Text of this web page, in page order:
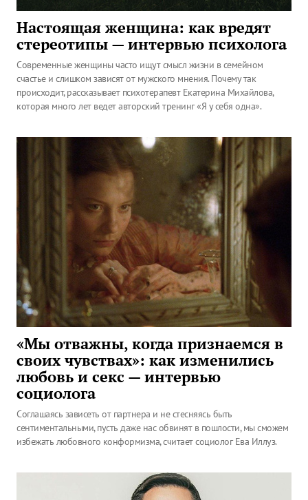
Настоящая женщина: как вредят
стереотипы — интервью психолога
Современные женщины часто ищут смысл жизни в семейном
счастье и слишком зависят от мужского мнения. Почему так
происходит, рассказывает психотерапевт Екатерина Михайлова,
которая много лет ведет авторский тренинг «Я у себя одна».
«Мы отважны, когда признаемся в
своих чувствах»: как изменились
любовь и секс — интервью
социолога
Соглашаясь зависеть от партнера и не стесняясь быть
сентиментальными, пусть даже нас обвинят в пошлости, мы сможем
избежать любовного конформизма, считает социолог Ева Иллуз.